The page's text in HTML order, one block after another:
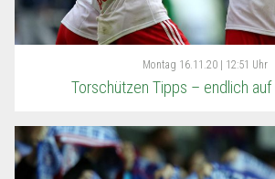
Montag 16.11.20 | 12:51 Uhr
Torschützen Tipps – endlich auf